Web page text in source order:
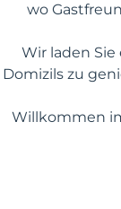
wo
Wir laden Sie
Domizils zu
Willkommen